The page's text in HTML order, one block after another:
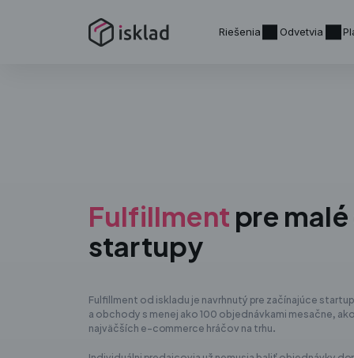
Riešenia Odvetvia
Fulfillment pre
startupy
Fulfillment od iskladu je navrhnutý pre začínajúce
a obchody s menej ako 100 objednávkami mesačne,
najväčších e-commerce hráčov na trhu.